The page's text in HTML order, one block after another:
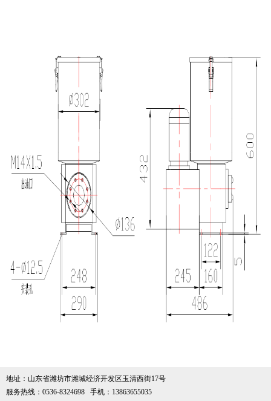
地址：山东省潍坊市潍城经济开发区玉清西街17号
服务热线：0536-8324698 手机：13863655035